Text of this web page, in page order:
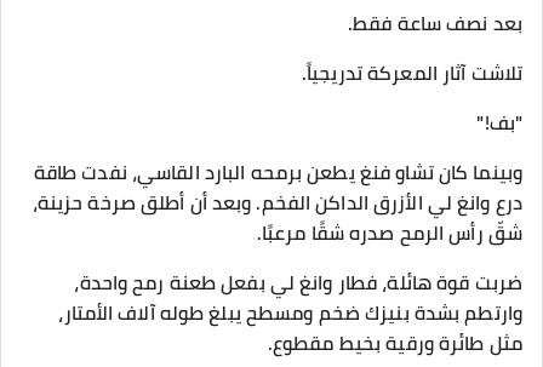
بعد نصف ساعة فقط.
تلاشت آثار المعركة تدريجياً.
"بف!"
وبينما كان تشاو فنغ يطعن برمحه البارد القاسي، نفدت طاقة
درع وانغ لي الأزرق الداكن الفخم. وبعد أن أطلق صرخة حزينة،
شقّ رأس الرمح صدره شقًا مرعبًا.
ضربت قوة هائلة، فطار وانغ لي بفعل طعنة رمح واحدة،
وارتطم بشدة بنيزك ضخم ومسطح يبلغ طوله آلاف الأمتار،
مثل طائرة ورقية بخيط مقطوع.